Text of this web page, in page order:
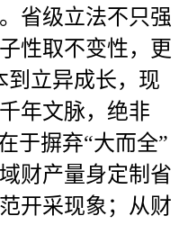
省级立法不只强
性取不变性，更
到立异成长，现
年文脉，绝非
于摒弃“大而全”
财产量身定制省
开采现象；从财